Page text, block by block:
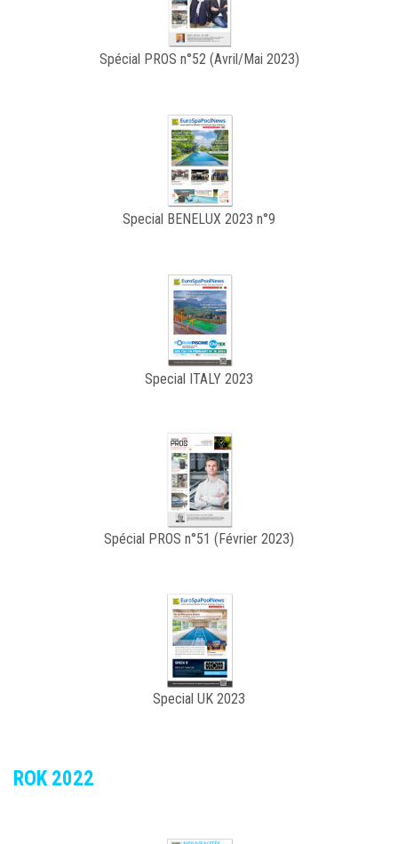
Spécial PROS n°52 (Avril/Mai 2023)
Special BENELUX 2023 n°9
Special ITALY 2023
Spécial PROS n°51 (Février 2023)
Special UK 2023
ROK 2022